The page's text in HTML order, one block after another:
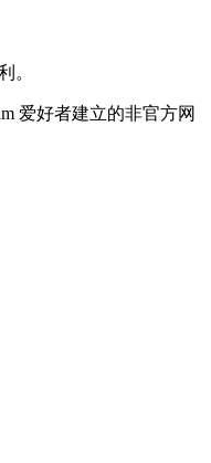
。
爱好者建立的非官方网